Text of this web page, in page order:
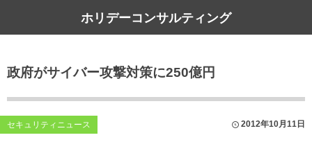
ホリデーコンサルティング
政府がサイバー攻撃対策に250億円
セキュリティニュース 2012年10月11日
ホリデーコンサルティングとは
Pマーク取得支援コンサルティング
セミナー申込みフォーム